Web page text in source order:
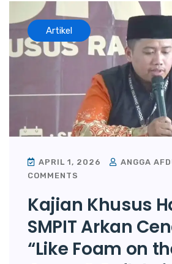
Artikel
APRIL 1, 2026 ANGGA
COMMENTS
Kajian Khusus
SMPIT Arkan
“Like Foam on